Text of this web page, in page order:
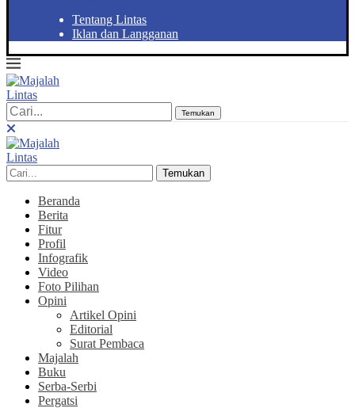
Tentang Lintas
Iklan dan Langganan
Temukan
Temukan
Beranda
Berita
Fitur
Profil
Infografik
Video
Foto Pilihan
Opini
Artikel Opini
Editorial
Surat Pembaca
Majalah
Buku
Serba-Serbi
Pergatsi